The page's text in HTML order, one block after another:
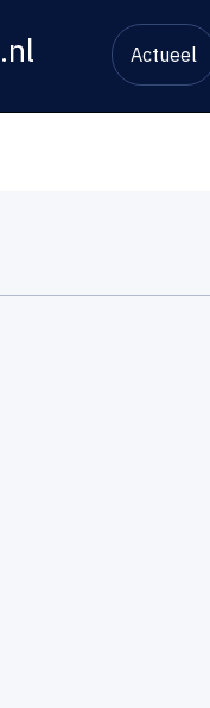
.nl Actueel